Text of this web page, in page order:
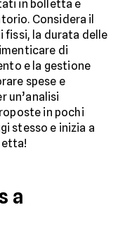
in bolletta e
Considera il
fissi, la durata delle
di
e la gestione
spese e
un’analisi
in pochi
stesso e inizia a
a